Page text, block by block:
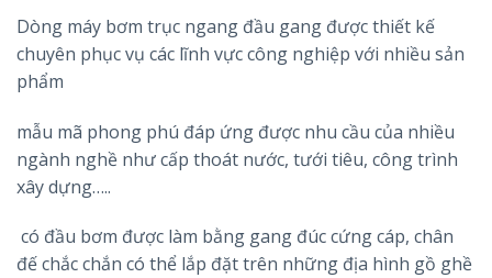
Dòng máy bơm trục ngang đầu gang được thiết kế
chuyên phục vụ các lĩnh vực công nghiệp với nhiều sản
phẩm
mẫu mã phong phú đáp ứng được nhu cầu của nhiều
ngành nghề như cấp thoát nước, tưới tiêu, công trình
xây dựng…..
có đầu bơm được làm bằng gang đúc cứng cáp, chân
đế chắc chắn có thể lắp đặt trên những địa hình gồ ghề